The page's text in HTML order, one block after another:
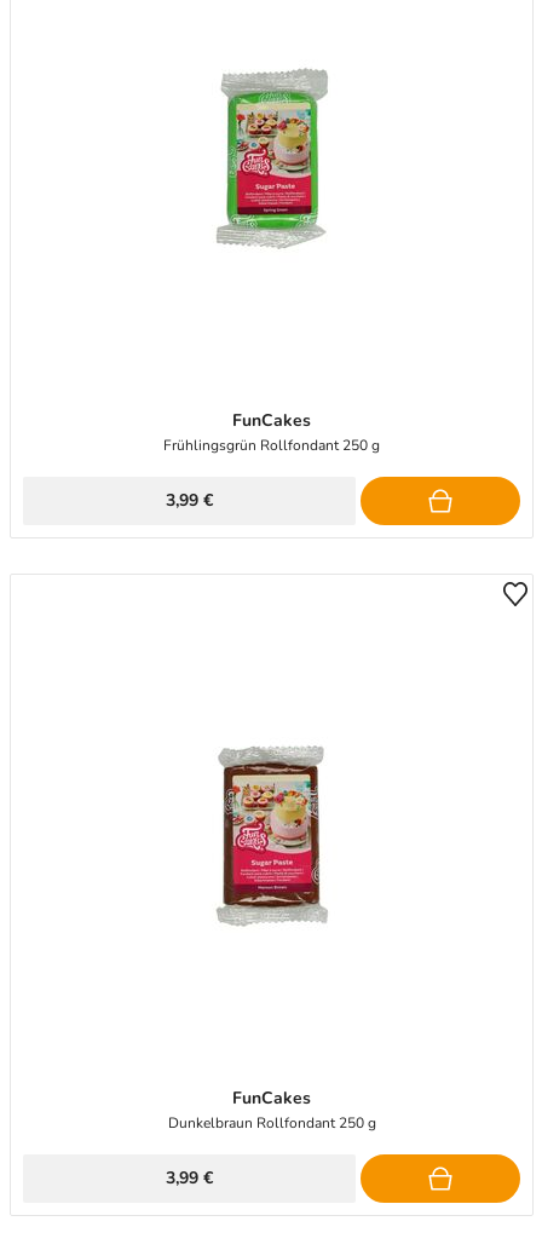
FunCakes
Frühlingsgrün Rollfondant 250 g
3,99 €
FunCakes
Dunkelbraun Rollfondant 250 g
3,99 €